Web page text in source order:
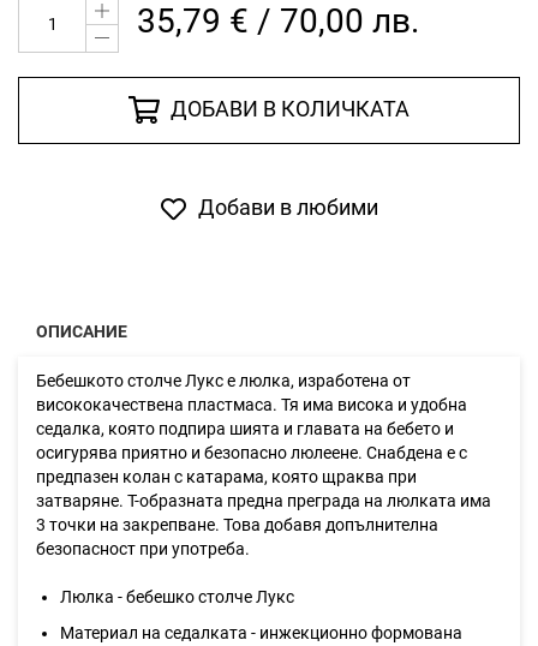
35,79 € / 70,00 лв.
ДОБАВИ В КОЛИЧКАТА
Добави в любими
ОПИСАНИЕ
Бебешкото столче Лукс е люлка, изработена от
висококачествена пластмаса. Тя има висока и удобна
седалка, която подпира шията и главата на бебето и
осигурява приятно и безопасно люлеене. Снабдена е с
предпазен колан с катарама, която щраква при
затваряне. Т-образната предна преграда на люлката има
3 точки на закрепване. Това добавя допълнителна
безопасност при употреба.
Люлка - бебешко столче Лукс
Материал на седалката - инжекционно формована